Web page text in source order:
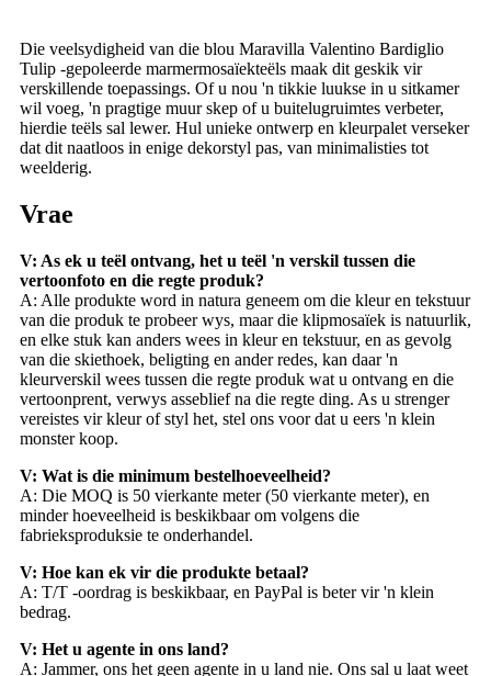
Die veelsydigheid van die blou Maravilla Valentino Bardiglio
Tulip -gepoleerde marmermosaïekteëls maak dit geskik vir
verskillende toepassings. Of u nou 'n tikkie luukse in u sitkamer
wil voeg, 'n pragtige muur skep of u buitelugruimtes verbeter,
hierdie teëls sal lewer. Hul unieke ontwerp en kleurpalet verseker
dat dit naatloos in enige dekorstyl pas, van minimalisties tot
weelderig.
Vrae
V: As ek u teël ontvang, het u teël 'n verskil tussen die
vertoonfoto en die regte produk?
A: Alle produkte word in natura geneem om die kleur en tekstuur
van die produk te probeer wys, maar die klipmosaïek is natuurlik,
en elke stuk kan anders wees in kleur en tekstuur, en as gevolg
van die skiethoek, beligting en ander redes, kan daar 'n
kleurverskil wees tussen die regte produk wat u ontvang en die
vertoonprent, verwys asseblief na die regte ding. As u strenger
vereistes vir kleur of styl het, stel ons voor dat u eers 'n klein
monster koop.
V: Wat is die minimum bestelhoeveelheid?
A: Die MOQ is 50 vierkante meter (50 vierkante meter), en
minder hoeveelheid is beskikbaar om volgens die
fabrieksproduksie te onderhandel.
V: Hoe kan ek vir die produkte betaal?
A: T/T -oordrag is beskikbaar, en PayPal is beter vir 'n klein
bedrag.
V: Het u agente in ons land?
A: Jammer, ons het geen agente in u land nie. Ons sal u laat weet